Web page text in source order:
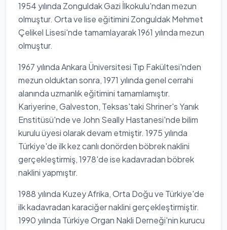
1954 yılında Zonguldak Gazi İlkokulu'ndan mezun
olmuştur. Orta ve lise eğitimini Zonguldak Mehmet
Çelikel Lisesi'nde tamamlayarak 1961 yılında mezun
olmuştur.
1967 yılında Ankara Üniversitesi Tıp Fakültesi'nden
mezun olduktan sonra, 1971 yılında genel cerrahi
alanında uzmanlık eğitimini tamamlamıştır.
Kariyerine, Galveston, Teksas'taki Shriner's Yanık
Enstitüsü'nde ve John Seally Hastanesi'nde bilim
kurulu üyesi olarak devam etmiştir. 1975 yılında
Türkiye'de ilk kez canlı donörden böbrek naklini
gerçekleştirmiş, 1978'de ise kadavradan böbrek
naklini yapmıştır.
1988 yılında Kuzey Afrika, Orta Doğu ve Türkiye'de
ilk kadavradan karaciğer naklini gerçekleştirmiştir.
1990 yılında Türkiye Organ Nakli Derneği'nin kurucu